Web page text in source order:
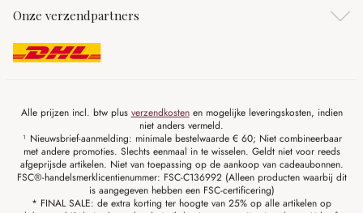
Onze verzendpartners
Alle prijzen incl. btw plus verzendkostenen mogelijke leveringskosten, indien
niet anders vermeld.
¹ Nieuwsbrief-aanmelding: minimale bestelwaarde € 60; Niet combineerbaar
met andere promoties. Slechts eenmaal in te wisselen. Geldt niet voor reeds
afgeprijsde artikelen. Niet van toepassing op de aankoop van cadeaubonnen.
FSC®-handelsmerklicentienummer: FSC-C136992 (Alleen producten waarbij dit
is aangegeven hebben een FSC-certificering)
* FINAL SALE: de extra korting ter hoogte van 25% op alle artikelen op